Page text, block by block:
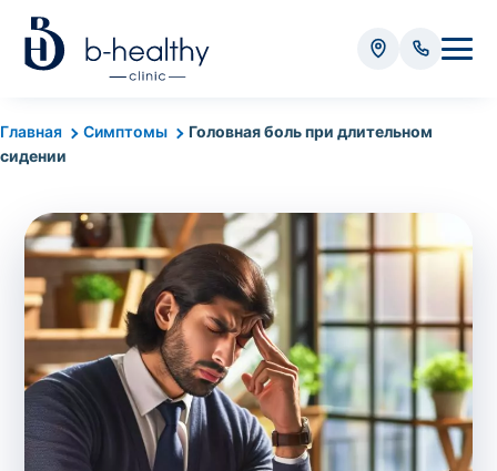
Главная Симптомы
Головная боль при длительном
сидении
Анализы
* Оплачивается дополнительно (в зависимости от вида
Стоимость забора крови - 50 грн
Стоимость забора биоматериала (кроме
крови) – от 35 грн
Итого: 0 грн